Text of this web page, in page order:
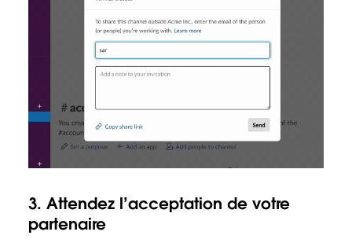
3. Attendez l’acceptation de votre
partenaire